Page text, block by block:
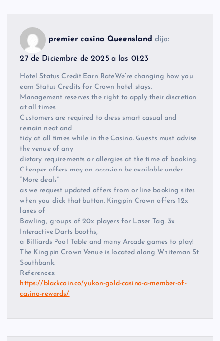
premier casino Queensland dijo:
27 de Diciembre de 2025 a las 01:23
Hotel Status Credit Earn RateWe’re changing how you
earn Status Credits for Crown hotel stays.
Management reserves the right to apply their discretion
at all times.
Customers are required to dress smart casual and
remain neat and
tidy at all times while in the Casino. Guests must advise
the venue of any
dietary requirements or allergies at the time of booking.
Cheaper offers may on occasion be available under
“More deals”
as we request updated offers from online booking sites
when you click that button. Kingpin Crown offers 12x
lanes of
Bowling, groups of 20x players for Laser Tag, 3x
Interactive Darts booths,
a Billiards Pool Table and many Arcade games to play!
The Kingpin Crown Venue is located along Whiteman St
Southbank.
References:
https://blackcoin.co/yukon-gold-casino-a-member-of-
casino-rewards/